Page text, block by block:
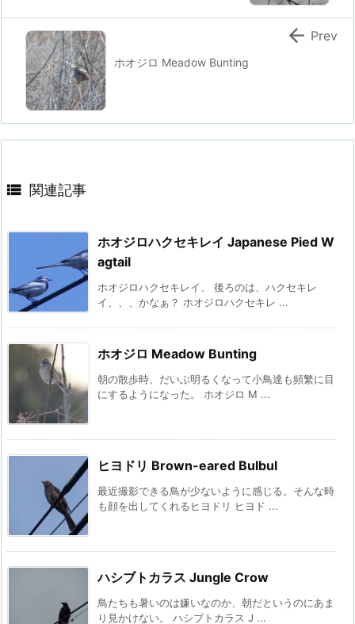
ホオジロ Meadow Bunting
 Prev
 関連記事
ホオジロハクセキレイ Japanese Pied W
agtail
ホオジロハクセキレイ、 後ろのは、ハクセキレ
イ、、、かなぁ？ ホオジロハクセキレ ...
ホオジロ Meadow Bunting
朝の散歩時、だいぶ明るくなって小鳥達も頻繁に目
にするようになった。 ホオジロ M ...
ヒヨドリ Brown-eared Bulbul
最近撮影できる鳥が少ないように感じる。そんな時
も顔を出してくれるヒヨドリ ヒヨド ...
ハシブトカラス Jungle Crow
鳥たちも暑いのは嫌いなのか、朝だというのにあま
り見かけない。 ハシブトカラス J ...